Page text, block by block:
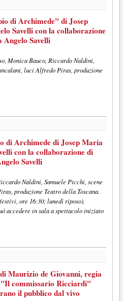
di Archimede" di Josep
Savelli con la collaborazione
Angelo Savelli
Monica Bauco, Riccardo Naldini,
luci Alfredo Piras, produzione
di Archimede di Josep Maria
con la collaborazione di
Savelli
Naldini, Samuele Picchi, scene
produzione Teatro della Toscana.
ore 16:30; lunedì riposo).
accedere in sala a spettacolo iniziato
Maurizio de Giovanni, regia
commissario Ricciardi"
il pubblico dal vivo